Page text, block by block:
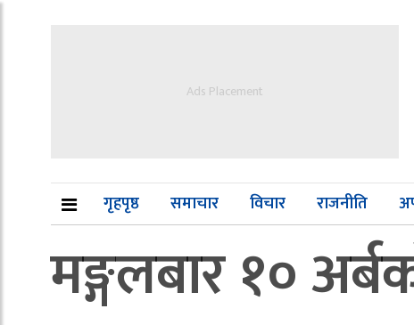
Ads Placement
गृहपृष्ठ समाचार विचार राजनीति
मङ्गलबार १०